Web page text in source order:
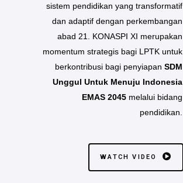
sistem pendidikan yang transformatif
dan adaptif dengan perkembangan
abad 21. KONASPI XI merupakan
momentum strategis bagi LPTK untuk
berkontribusi bagi penyiapan SDM
Unggul Untuk Menuju Indonesia
EMAS 2045 melalui bidang
pendidikan.
WATCH VIDEO